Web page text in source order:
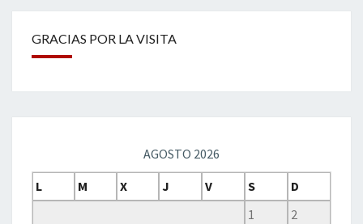
GRACIAS POR LA VISITA
AGOSTO 2026
L
M X J V S
D
1
2